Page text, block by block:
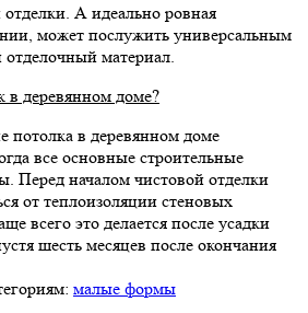
А идеально ровная
может послужить универсальным
материал.
в деревянном доме?
потолка в деревянном доме
все основные строительные
Перед началом чистовой отделки
от теплоизоляции стеновых
всего это делается после усадки
шесть месяцев после окончания
малые формы